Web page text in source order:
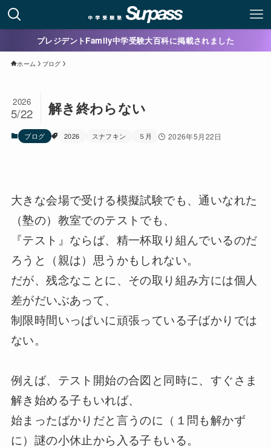
プレジデントFamily中学受験大百科に掲載されました
ホーム ブログ
解き終わらない
2026
5/22
ブログ 2026 スナフキン ５月 2026年5月22日
大きな会場で受ける模擬試験でも、通いなれた
（塾の）教室でのテストでも、
『テスト』ならば、精一杯取り組んでいるのだ
ろうと（親は）思うかもしれない。
だが、残念なことに、その取り組み方には個人
差がだいぶあって、
制限時間いっぱいに頑張っている子ばかりでは
ない。
例えば、テスト開始の合図と同時に、すぐさま
解き始める子もいれば、
始まったばかりだと言うのに（１問も解かず
に）謎の小休止から入る子もいる。